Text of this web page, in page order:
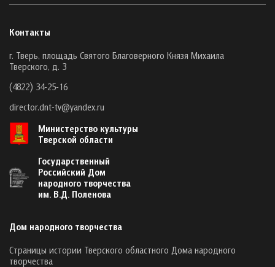
Контакты
г. Тверь, площадь Святого Благоверного Князя Михаила
Тверского, д. 3
(4822) 34-25-16
director.dnt-tv@yandex.ru
Министерство культуры
Тверской области
Государственный
Российский Дом
народного творчества
им. В.Д. Поленова
Дом народного творчества
Страницы истории Тверского областного Дома народного
творчества